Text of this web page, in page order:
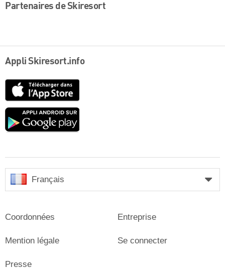
Partenaires de Skiresort
Appli Skiresort.info
Google
Français
Coordonnées
Mention légale
Presse
Entreprise
Se connecter